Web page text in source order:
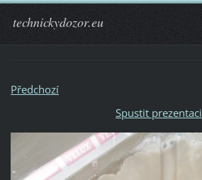
technickydozor.eu
Předchozí
Spustit prezentaci